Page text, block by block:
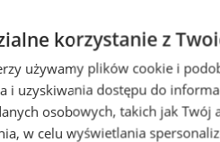
miasta – nowa
korzystanie z
używamy plików cookie i
i uzyskiwania dostępu do
osobowych, takich jak
w celu wyświetlania